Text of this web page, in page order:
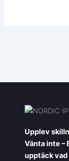
Upplev
Vänta inte –
upptäck vad